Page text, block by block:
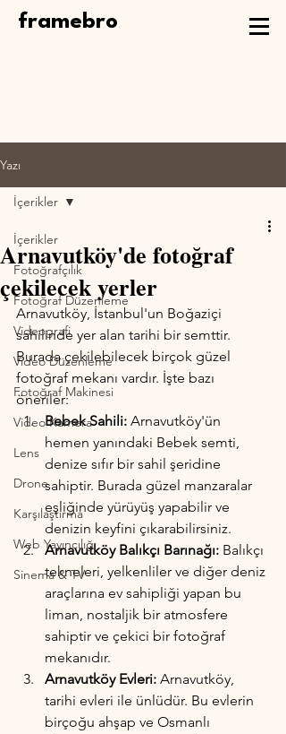
framebro
Yazı
İçerikler
Fotoğrafçılık
Fotoğraf Düzenleme
Videografi
Video Düzenleme
Fotoğraf Makinesi
Video Kamera
Lens
Drone
Karşılaştırma
Web Yayıncılığı
Sinema & TV
İçerikler
Arnavutköy'de fotoğraf
çekilecek yerler
Arnavutköy, İstanbul'un Boğaziçi
sahilinde yer alan tarihi bir semttir.
Burada çekilebilecek birçok güzel
fotoğraf mekanı vardır. İşte bazı
öneriler:
Bebek Sahili: Arnavutköy'ün
hemen yanındaki Bebek semti,
denize sıfır bir sahil şeridine
sahiptir. Burada güzel manzaralar
eşliğinde yürüyüş yapabilir ve
denizin keyfini çıkarabilirsiniz.
Arnavutköy Balıkçı Barınağı: Balıkçı
tekneleri, yelkenliler ve diğer deniz
araçlarına ev sahipliği yapan bu
liman, nostaljik bir atmosfere
sahiptir ve çekici bir fotoğraf
mekanıdır.
Arnavutköy Evleri: Arnavutköy,
tarihi evleri ile ünlüdür. Bu evlerin
birçoğu ahşap ve Osmanlı